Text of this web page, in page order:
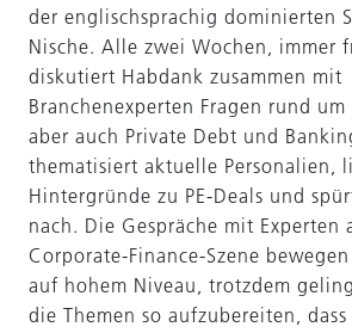
der englischsprachig dominierten
Nische. Alle zwei Wochen, immer
diskutiert Habdank zusammen mit
Branchenexperten Fragen rund um
aber auch Private Debt und
thematisiert aktuelle Personalien,
Hintergründe zu PE-Deals und
nach. Die Gespräche mit Experten
Corporate-Finance-Szene
auf hohem Niveau, trotzdem
die Themen so aufzubereiten,